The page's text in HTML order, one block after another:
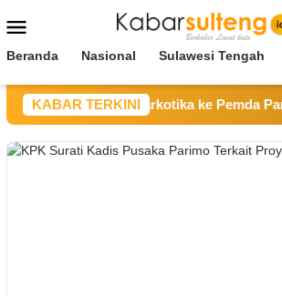
ke
Mobile
Beranda Nasional Sulawesi Tengah
KABAR TERKINI
Pelajar Positif Narkotika ke Pemda Parimo